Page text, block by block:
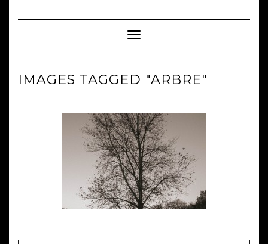
Toggle Navigation
IMAGES TAGGED "ARBRE"